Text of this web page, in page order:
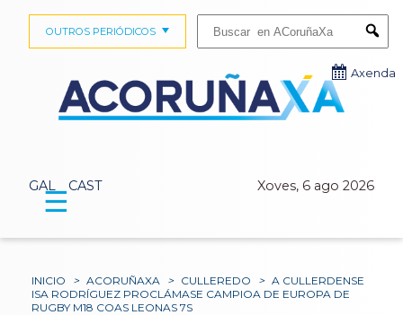
GAL CAST Xoves, 6 ago 2026
OUTROS PERIÓDICOS
Axenda
☰
INICIO > ACORUÑAXA > CULLEREDO > A CULLERDENSE
ISA RODRÍGUEZ PROCLÁMASE CAMPIOA DE EUROPA DE
RUGBY M18 COAS LEONAS 7S